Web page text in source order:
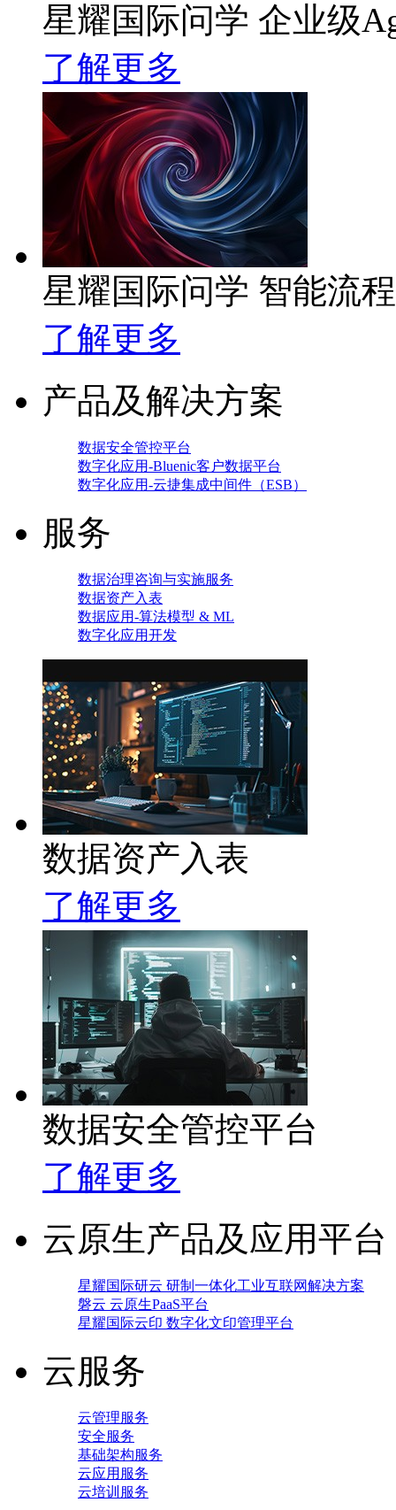
星耀国际问学 企业级
了解更多
星耀国际问学 智能流
了解更多
产品及解决方案
数据安全管控平台
数字化应用-Bluenic客户数据平台
数字化应用-云捷集成中间件（ESB）
服务
数据治理咨询与实施服务
数据资产入表
数据应用-算法模型 & ML
数字化应用开发
数据资产入表
了解更多
数据安全管控平台
了解更多
云原生产品及应用平台
星耀国际研云 研制一体化工业互联网解决方案
磐云 云原生PaaS平台
星耀国际云印 数字化文印管理平台
云服务
云管理服务
安全服务
基础架构服务
云应用服务
云培训服务